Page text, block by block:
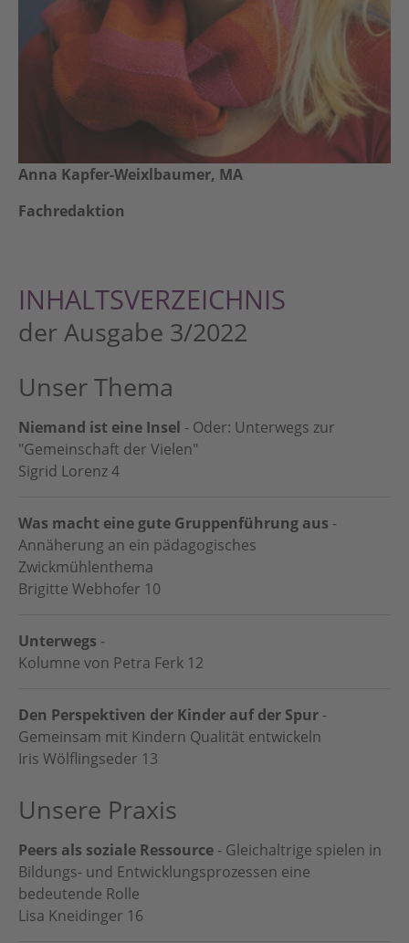
Anna Kapfer-Weixlbaumer, MA
Fachredaktion
INHALTSVERZEICHNIS
der Ausgabe 3/2022
Unser Thema
Niemand ist eine Insel - Oder: Unterwegs zur
"Gemeinschaft der Vielen"
Sigrid Lorenz4
Was macht eine gute Gruppenführung aus -
Annäherung an ein pädagogisches
Zwickmühlenthema
Brigitte Webhofer 10
Unterwegs -
Kolumne von Petra Ferk 12
Den Perspektiven der Kinder auf der Spur -
Gemeinsam mit Kindern Qualität entwickeln
Iris Wölflingseder 13
Unsere Praxis
Peers als soziale Ressource - Gleichaltrige spielen in
Bildungs- und Entwicklungsprozessen eine
bedeutende Rolle
Lisa Kneidinger 16